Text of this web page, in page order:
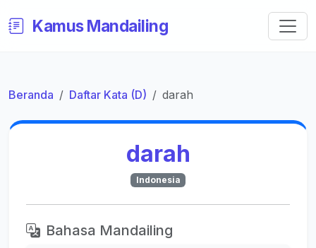
Kamus Mandailing
Beranda Daftar Kata (D) darah
darah
Indonesia
Bahasa Mandailing